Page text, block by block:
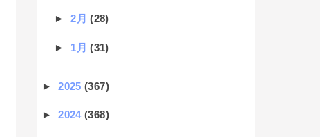
►2月(28)
► 1月(31)
►2025(367)
►2024(368)